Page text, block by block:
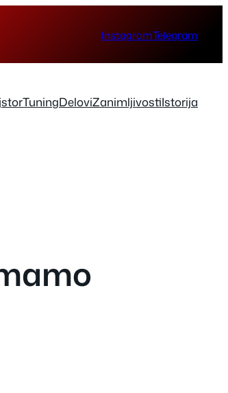
InstagramTelegram
TuningDeloviZanimljivostiIstorija